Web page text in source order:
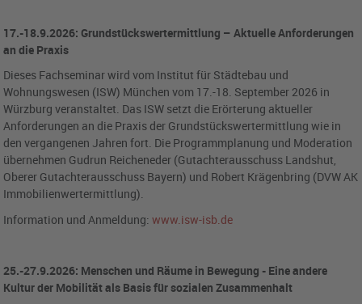
17.-18.9.2026: Grundstückswertermittlung – Aktuelle Anforderungen
an die Praxis
Dieses Fachseminar wird vom Institut für Städtebau und
Wohnungswesen (ISW) München vom 17.-18. September 2026 in
Würzburg veranstaltet. Das ISW setzt die Erörterung aktueller
Anforderungen an die Praxis der Grundstückswertermittlung wie in
den vergangenen Jahren fort. Die Programmplanung und Moderation
übernehmen Gudrun Reicheneder (Gutachterausschuss Landshut,
Oberer Gutachterausschuss Bayern) und Robert Krägenbring (DVW AK
Immobilienwertermittlung).
Information und Anmeldung:www.isw-isb.de
25.-27.9.2026: Menschen und Räume in Bewegung - Eine andere
Kultur der Mobilität als Basis für sozialen Zusammenhalt